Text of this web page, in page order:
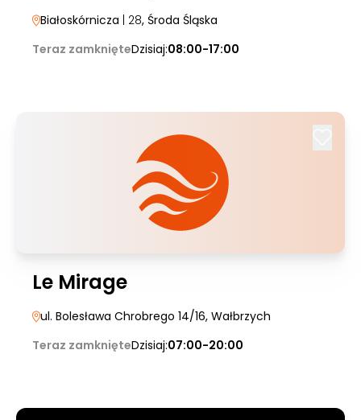
Białoskórnicza | 28, Środa Śląska
Teraz zamknięteDzisiaj:08:00-17:00
Le Mirage
ul. Bolesława Chrobrego 14/16, Wałbrzych
Teraz zamknięteDzisiaj:07:00-20:00